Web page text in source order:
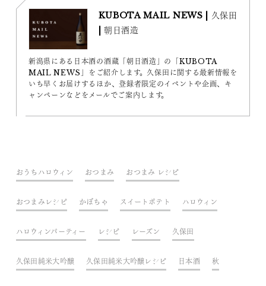
KUBOTA MAIL NEWS | 久保田
| 朝日酒造
新潟県にある日本酒の酒蔵「朝日酒造」の「KUBOTA
MAIL NEWS」をご紹介します。久保田に関する最新情報を
いち早くお届けするほか、登録者限定のイベントや企画、キ
ャンペーンなどをメールでご案内します。
おうちハロウィン おつまみ おつまみ レシピ
おつまみレシピ かぼちゃ スイートポテト ハロウィン
ハロウィンパーティー レシピ レーズン 久保田
久保田純米大吟醸 久保田純米大吟醸レシピ 日本酒 秋